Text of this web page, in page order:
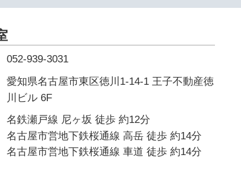
052-939-3031
愛知県名古屋市東区徳川1-14-1 王子不動産徳
川ビル 6F
名鉄瀬戸線 尼ヶ坂 徒歩 約12分
名古屋市営地下鉄桜通線 高岳 徒歩 約14分
名古屋市営地下鉄桜通線 車道 徒歩 約14分